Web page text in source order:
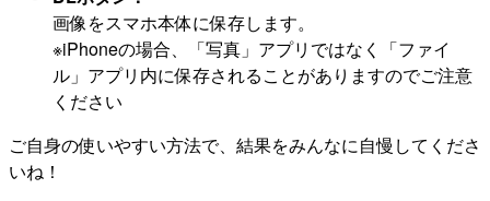
画像をスマホ本体に保存します。
※iPhoneの場合、「写真」アプリではなく「ファイ
ル」アプリ内に保存されることがありますのでご注意
ください
ご自身の使いやすい方法で、結果をみんなに自慢してくださ
いね！